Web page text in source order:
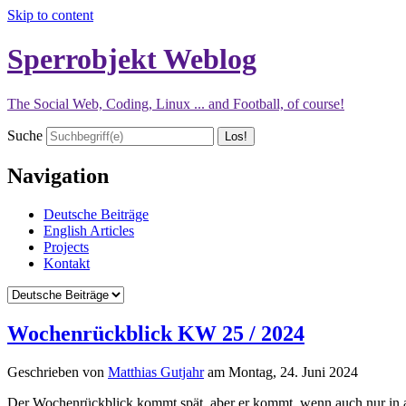
Skip to content
Sperrobjekt Weblog
The Social Web, Coding, Linux ... and Football, of course!
Suche
Navigation
Deutsche Beiträge
English Articles
Projects
Kontakt
Wochenrückblick KW 25 / 2024
Geschrieben von Matthias Gutjahram Montag, 24. Juni 2024
Der Wochenrückblick kommt spät, aber er kommt, wenn auch nur